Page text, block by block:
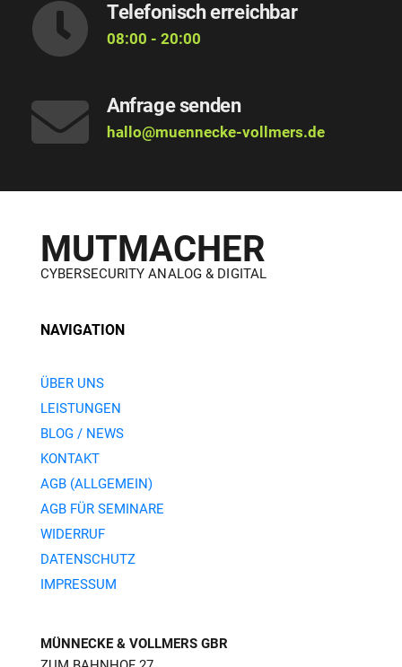
Telefonisch erreichbar
08:00 - 20:00
Anfrage senden
hallo@muennecke-vollmers.de
MUTMACHER
CYBERSECURITY ANALOG & DIGITAL
NAVIGATION
ÜBER UNS
LEISTUNGEN
BLOG / NEWS
KONTAKT
AGB (ALLGEMEIN)
AGB FÜR SEMINARE
WIDERRUF
DATENSCHUTZ
IMPRESSUM
MÜNNECKE & VOLLMERS GBR